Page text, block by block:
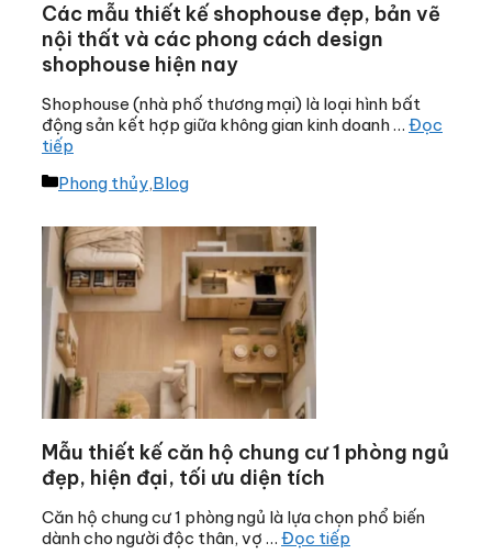
Các mẫu thiết kế shophouse đẹp, bản vẽ
nội thất và các phong cách design
shophouse hiện nay
Shophouse (nhà phố thương mại) là loại hình bất
động sản kết hợp giữa không gian kinh doanh … Đọc
tiếp
Danh
Phong thủy,Blog
Mẫu thiết kế căn hộ chung cư 1 phòng ngủ
đẹp, hiện đại, tối ưu diện tích
Căn hộ chung cư 1 phòng ngủ là lựa chọn phổ biến
dành cho người độc thân, vợ … Đọc tiếp